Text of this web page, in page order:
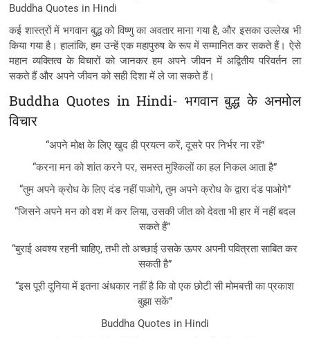
Buddha Quotes in Hindi
कई शास्त्रों में भगवान बुद्ध को विष्णु का अवतार माना गया है, और इसका उल्लेख भी
किया गया है। हालांकि, हम उन्हें एक महापुरुष के रूप में सम्मानित कर सकते हैं। ऐसे
महान व्यक्तित्व के विचारों को जानकर हम अपने जीवन में अद्वितीय परिवर्तन ला
सकते हैं और अपने जीवन को सही दिशा में ले जा सकते हैं।
Buddha Quotes in Hindi- भगवान बुद्ध के अनमोल
विचार
“अपने मोक्ष के लिए खुद ही प्रयत्न करें, दूसरे पर निर्भर ना रहें”
“करना मन को शांत करने पर, समस्त मुश्किलों का हल निकल आता है”
“तुम अपने क्रोध के लिए दंड नहीं पाओगे, तुम अपने क्रोध के द्वारा दंड पाओगे”
“जिसने अपने मन को वश में कर लिया, उसकी जीत को देवता भी हार में नहीं बदल
सकते हैं”
“बुराई अवश्य रहनी चाहिए, तभी तो अच्छाई उसके ऊपर अपनी पवित्रता साबित कर
सकती है”
“इस पूरी दुनिया में इतना अंधकार नहीं है कि वो एक छोटी सी मोमबत्ती का प्रकाश
बुझा सकें”
Buddha Quotes in Hindi